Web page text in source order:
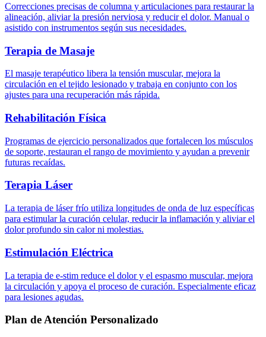
Correcciones precisas de columna y articulaciones para restaurar la
alineación, aliviar la presión nerviosa y reducir el dolor. Manual o
asistido con instrumentos según sus necesidades.
Terapia de Masaje
El masaje terapéutico libera la tensión muscular, mejora la
circulación en el tejido lesionado y trabaja en conjunto con los
ajustes para una recuperación más rápida.
Rehabilitación Física
Programas de ejercicio personalizados que fortalecen los músculos
de soporte, restauran el rango de movimiento y ayudan a prevenir
futuras recaídas.
Terapia Láser
La terapia de láser frío utiliza longitudes de onda de luz específicas
para estimular la curación celular, reducir la inflamación y aliviar el
dolor profundo sin calor ni molestias.
Estimulación Eléctrica
La terapia de e-stim reduce el dolor y el espasmo muscular, mejora
la circulación y apoya el proceso de curación. Especialmente eficaz
para lesiones agudas.
Plan de Atención Personalizado